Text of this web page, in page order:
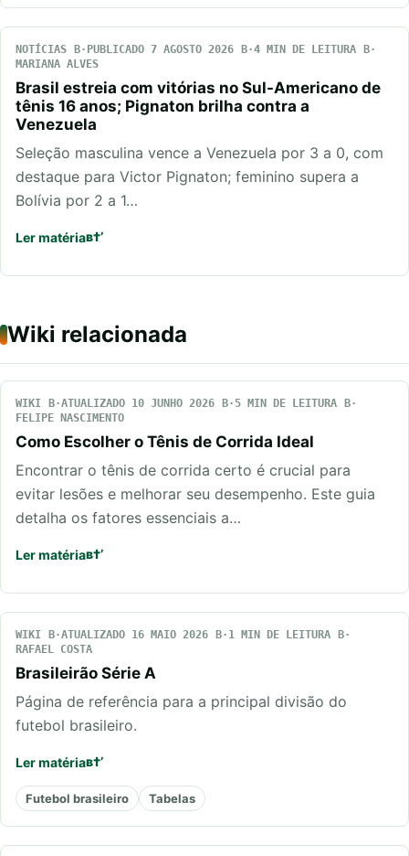
NOTÍCIAS PUBLICADO 7 AGOSTO 2026
4 MIN DE LEITURA
MARIANA ALVES
Brasil estreia com vitórias no Sul-Americano de
tênis 16 anos; Pignaton brilha contra a
Venezuela
Seleção masculina vence a Venezuela por 3 a 0, com
destaque para Victor Pignaton; feminino supera a
Bolívia por 2 a 1…
Ler matéria
Wiki relacionada
WIKI ATUALIZADO 10 JUNHO 2026
5 MIN DE LEITURA
FELIPE NASCIMENTO
Como Escolher o Tênis de Corrida Ideal
Encontrar o tênis de corrida certo é crucial para
evitar lesões e melhorar seu desempenho. Este guia
detalha os fatores essenciais a…
Ler matéria
WIKI ATUALIZADO 16 MAIO 2026
1 MIN DE LEITURA
RAFAEL COSTA
Brasileirão Série A
Página de referência para a principal divisão do
futebol brasileiro.
Ler matéria
Futebol brasileiro Tabelas